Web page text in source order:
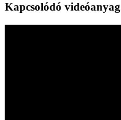
Kapcsolódó videóanyag